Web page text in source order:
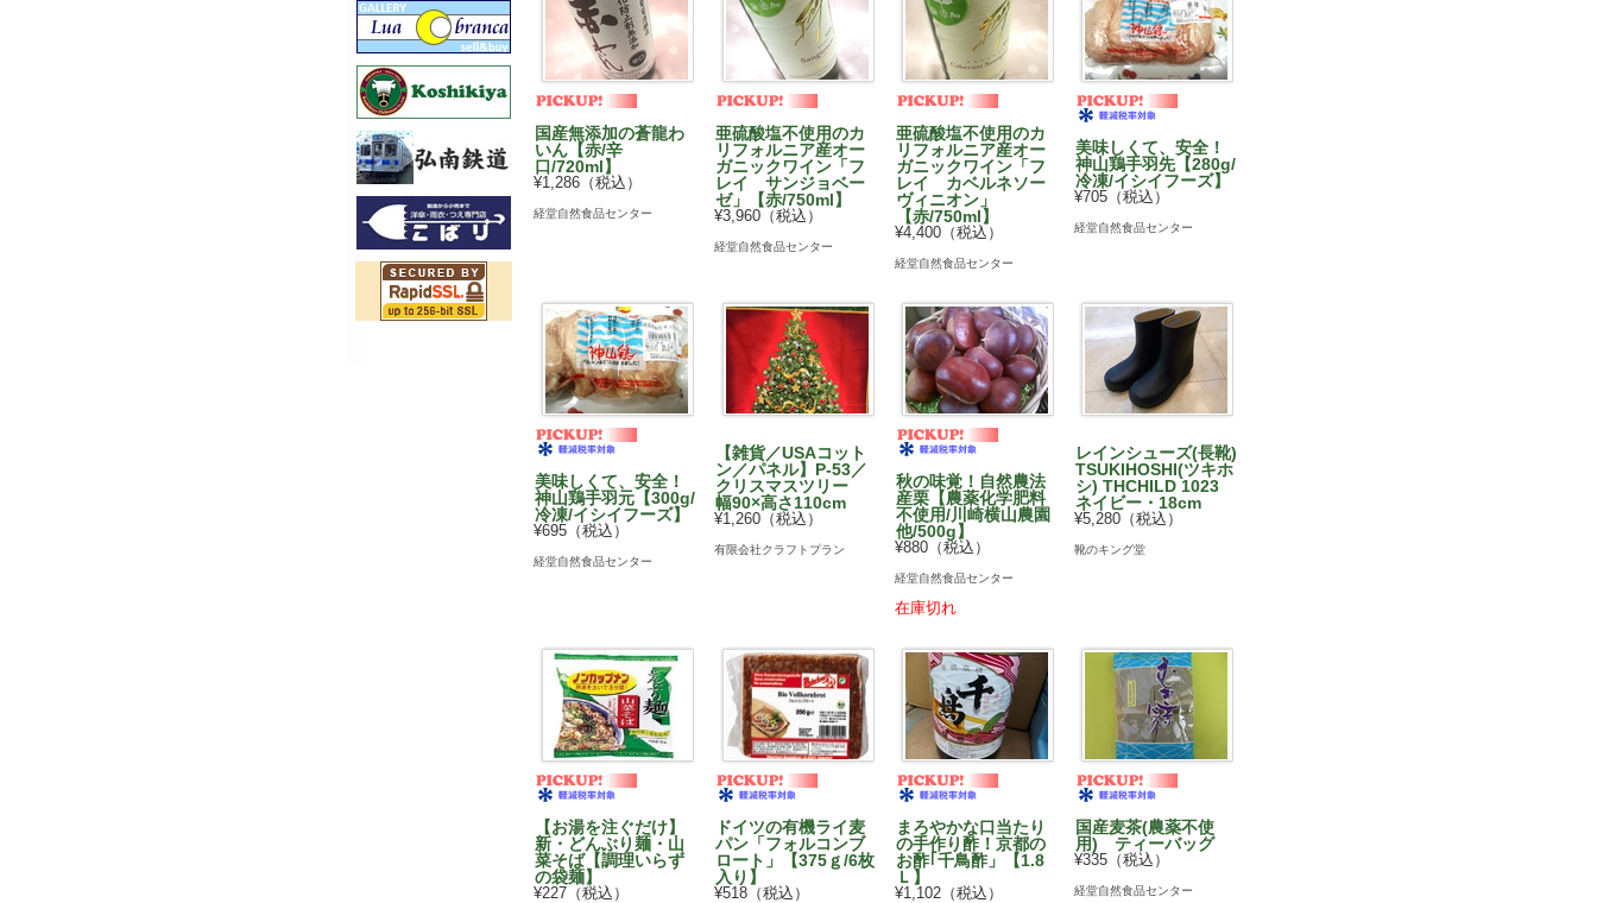
国産無添加の蒼龍わ
いん【赤/辛
口/720ml】
¥1,286（税込）
経堂自然食品センター
亜硫酸塩不使用のカ
リフォルニア産オー
ガニックワイン「フ
レイ サンジョベー
ゼ」【赤/750ml】
¥3,960（税込）
経堂自然食品センター
亜硫酸塩不使用のカ
リフォルニア産オー
ガニックワイン「フ
レイ カベルネソー
ヴィニオン」
【赤/750ml】
¥4,400（税込）
経堂自然食品センター
美味しくて、安全！
神山鶏手羽先【280g/
冷凍/イシイフーズ】
¥705（税込）
経堂自然食品センター
美味しくて、安全！
神山鶏手羽元【300g/
冷凍/イシイフーズ】
¥695（税込）
経堂自然食品センター
【雑貨／USAコット
ン／パネル】P-53／
クリスマスツリー
幅90×高さ110cm
¥1,260（税込）
有限会社クラフトプラン
秋の味覚！自然農法
産栗【農薬化学肥料
不使用/川崎横山農園
他/500g】
¥880（税込）
経堂自然食品センター
在庫切れ
レインシューズ(長靴)
TSUKIHOSHI(ツキホ
シ) THCHILD 1023
ネイビー・18cm
¥5,280（税込）
靴のキング堂
【お湯を注ぐだけ】
新・どんぶり麺・山
菜そば【調理いらず
の袋麺】
¥227（税込）
ドイツの有機ライ麦
パン「フォルコンブ
ロート」【375ｇ/6枚
入り】
¥518（税込）
まろやかな口当たり
の手作り酢！京都の
お酢｢千鳥酢」【1.8
Ｌ】
¥1,102（税込）
国産麦茶(農薬不使
用) ティーバッグ
¥335（税込）
経堂自然食品センター